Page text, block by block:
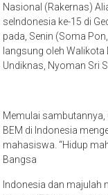
Nasional (Rakernas)
seIndonesia ke-15 di
pada, Senin (Soma
langsung oleh Walikota
Undiknas, Nyoman Sri
Memulai sambutannya,
BEM di Indonesia
mahasiswa. “Hidup
Bangsa
Indonesia dan majulah